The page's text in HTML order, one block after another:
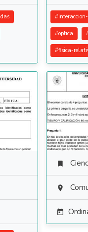
#
#optica
#fisica-


